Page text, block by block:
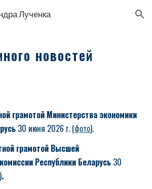
Skip to navigation
Лученка
новостей
грамотой Министерства экономики
30 июня 2026 г. (фото).
грамотой Высшей
Республики Беларусь 30
).